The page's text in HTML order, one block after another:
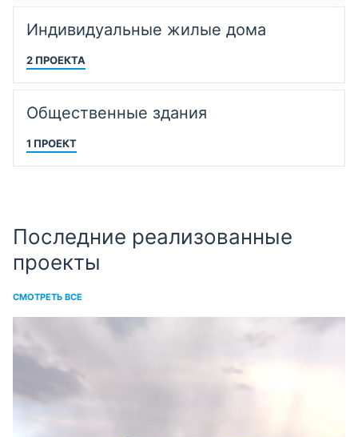
Индивидуальные жилые дома
2 ПРОЕКТА
Общественные здания
1 ПРОЕКТ
Последние реализованные
проекты
СМОТРЕТЬ ВСЕ